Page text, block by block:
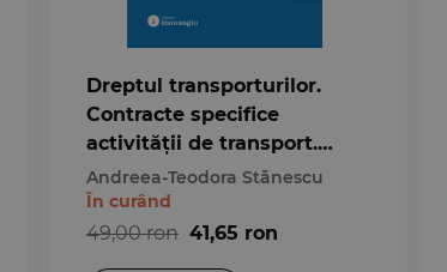
Dreptul transporturilor.
Contracte specifice
activității de transport.
Teste-grilă și spețe. Caiet
de seminar
Andreea-Teodora Stănescu
În curând
49,00 ron 41,65 ron